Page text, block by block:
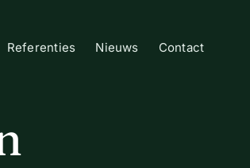
Referenties Nieuws Contact